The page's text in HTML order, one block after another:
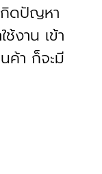
กิดปัญหา
ช้งาน เข้า
ค้า ก็จะมี